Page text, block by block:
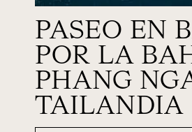
PASEO EN
POR LA
PHANG
TAILANDIA